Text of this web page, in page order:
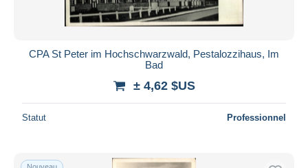
CPA St Peter im Hochschwarzwald, Pestalozzihaus, Im
Bad
± 4,62 $US
Statut Professionnel